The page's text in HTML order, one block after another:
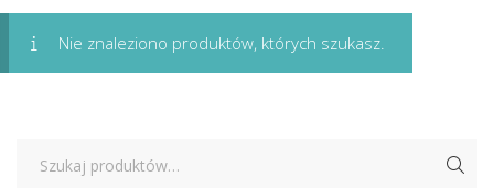
Nie znaleziono produktów, których szukasz.